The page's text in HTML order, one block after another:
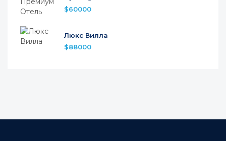
$60000
Люкс Вилла
$88000